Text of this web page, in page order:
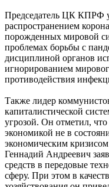
Председатель ЦК КПРФ
распространением
порожденных мировой
проблемах борьбы с
дисциплиной органов
игнорированием
противодействия
Также лидер
капиталистической
угрозой. Он отметил,
экономикой не в
экономическим
Геннадий Андреевич
средств в передовые
сферу. При этом в